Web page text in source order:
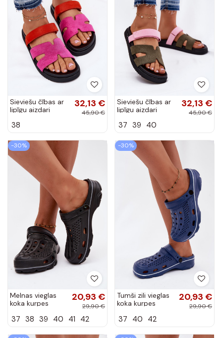
Sieviešu čības ar
lipīgu aizdari
rozā krāsā
32,13 €
45,90 €
38
Sieviešu čības ar
lipīgu aizdari
zaļi-rožā krāsā
32,13 €
45,90 €
37 39 40
-30%
Melnas vieglas
koka kurpes
20,93 €
29,90 €
37 38 39 40 41 42
-30%
Tumši zili vieglas
koka kurpes
20,93 €
29,90 €
37 40 42